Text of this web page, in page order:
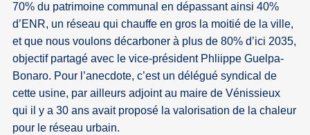
70% du patrimoine communal en dépassant ainsi 40%
d’ENR, un réseau qui chauffe en gros la moitié de la ville,
et que nous voulons décarboner à plus de 80% d’ici 2035,
objectif partagé avec le vice-président Phliippe Guelpa-
Bonaro. Pour l’anecdote, c’est un délégué syndical de
cette usine, par ailleurs adjoint au maire de Vénissieux
qui il y a 30 ans avait proposé la valorisation de la chaleur
pour le réseau urbain.